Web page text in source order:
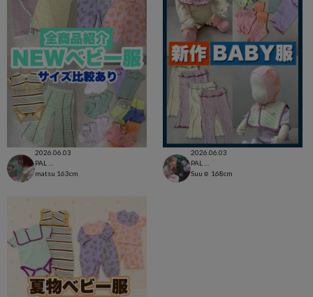
2026.06.03
matsu 163cm
2026.06.03
Suu☺︎ 168cm